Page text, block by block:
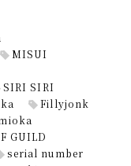
MISUI
SIRI SIRI
Fillyjonk
GUILD
serial number